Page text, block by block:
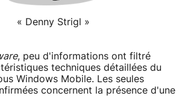
« Denny Strigl »
, peu d'informations ont filtré
techniques détaillées du
Windows Mobile. Les seules
concernent la présence d'une